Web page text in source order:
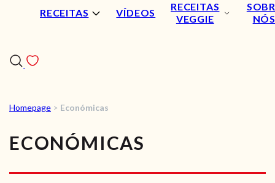
RECEITAS VÍDEOS
RECEITAS
VEGGIE
NÓS
VÍDEOS
RECEITAS VEGGIE
Homepage > Económicas
ECONÓMICAS